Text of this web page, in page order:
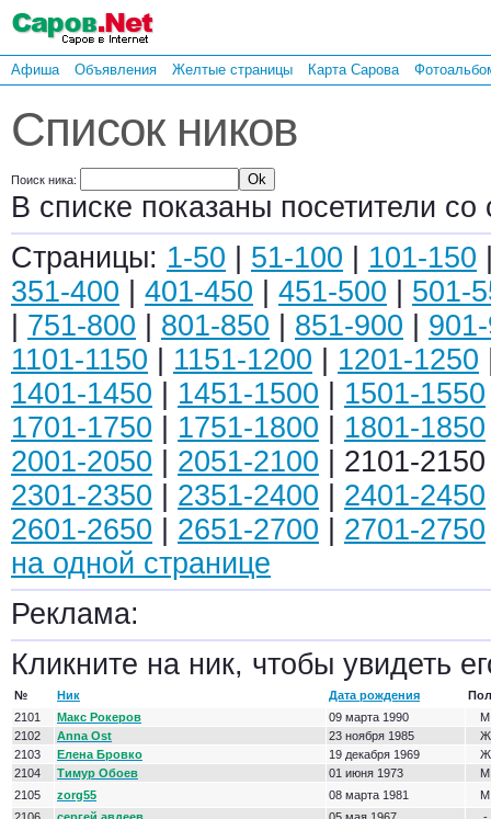
Афиша Объявления Желтые страницы Карта Сарова
Список ников
Поиск ника:
В списке показаны посетители
Страницы: 1-50 51-100 101-150
351-400
401-450 451-500
501-
751-800 801-850 851-900
1101-1150
1151-1200 1201-1250
1401-1450
1451-1500 1501-1550
1701-1750
1751-1800 1801-1850
2001-2050
2051-2100 | 2101-
2301-2350
2351-2400 2401-2450
2601-2650
2651-2700 2701-2750
на одной странице
Реклама:
Кликните на ник, чтобы увидеть
№ Ник Дата рождения
Пол
2101
Макс Рокеров 09 марта 1990
М
2102
Anna Ost 23 ноября 1985
Ж
2103
Елена Бровко 19 декабря 1969
Ж
2104
Тимур Обоев 01 июня 1973
М
2105
zorg55 08 марта 1981
М